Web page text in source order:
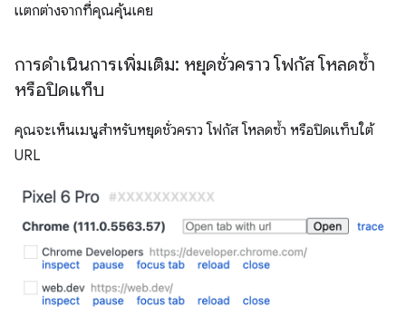
แตกต่างจากที่คุณคุ้นเคย
การดำเนินการเพิ่มเติม: หยุดชั่วคราว โฟกัส โหลดซ้ำ
หรือปิดแท็บ
คุณจะเห็นเมนูสำหรับหยุดชั่วคราว โฟกัส โหลดซ้ำ หรือปิดแท็บใต้
URL